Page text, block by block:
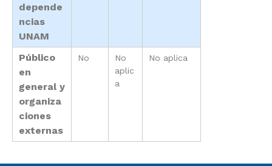
depende
ncias
UNAM
Público
en
general y
organiza
ciones
externas
No
No
aplic
a
No aplica